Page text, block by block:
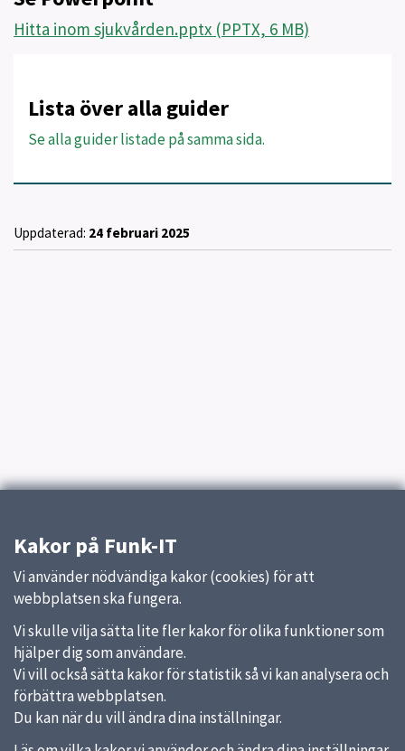
Hitta inom sjukvården.pptx (PPTX, 6 MB)
Lista över alla guider
Se alla guider listade på samma sida.
Uppdaterad: 24 februari 2025
Kakor på Funk-IT
Vi använder nödvändiga kakor (cookies) för att
webbplatsen ska fungera.
Vi skulle vilja sätta lite fler kakor för olika funktioner som
hjälper dig som användare.
Vi vill också sätta kakor för statistik så vi kan analysera och
förbättra webbplatsen.
Du kan när du vill ändra dina inställningar.